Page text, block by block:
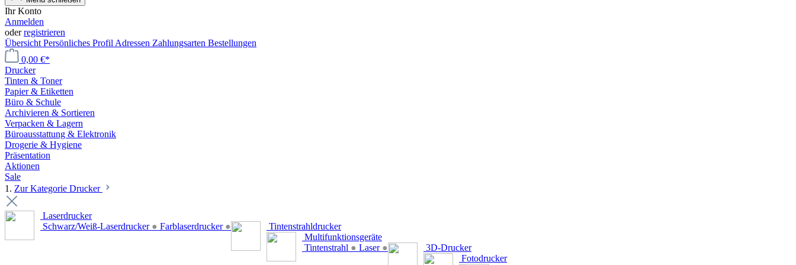
Ihr Konto
Anmelden
oderregistrieren
Übersicht Persönliches Profil Adressen Zahlungsarten Bestellungen
0,00 €*
Drucker
Tinten & Toner
Papier & Etiketten
Büro & Schule
Archivieren & Sortieren
Verpacken & Lagern
Büroausstattung & Elektronik
Drogerie & Hygiene
Präsentation
Aktionen
Sale
1. Zur Kategorie Drucker
Laserdrucker
Schwarz/Weiß-Laserdrucker ● Farblaserdrucker ●
Tintenstrahldrucker
Multifunktionsgeräte
Tintenstrahl ● Laser ●
3D-Drucker
Fotodrucker